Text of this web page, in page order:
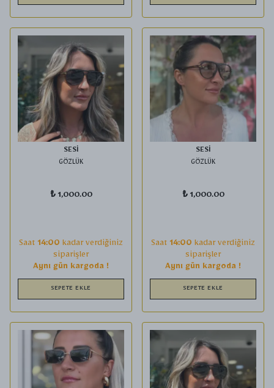
SESİ
GÖZLÜK
₺ 1,000.00
Saat 14:00 kadar verdiğiniz
siparişler
Aynı gün kargoda !
SEPETE EKLE
SESİ
GÖZLÜK
₺ 1,000.00
Saat 14:00 kadar verdiğiniz
siparişler
Aynı gün kargoda !
SEPETE EKLE